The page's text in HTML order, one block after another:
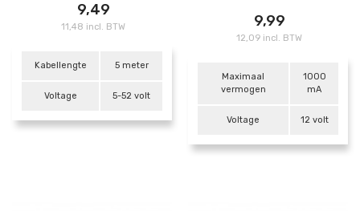
9,49
11,48 incl. BTW
Kabellengte 5 meter
Voltage 5-52 volt
9,99
12,09 incl. BTW
Maximaal
vermogen
1000
mA
Voltage 12 volt